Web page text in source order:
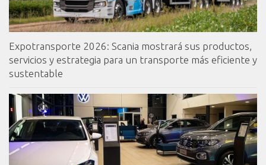
Expotransporte 2026: Scania mostrará sus productos,
servicios y estrategia para un transporte más eficiente y
sustentable